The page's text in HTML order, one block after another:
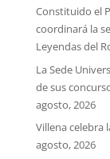
Constituido el
coordinará la
Leyendas del
La Sede
de sus
agosto, 2026
Villena celebra
agosto, 2026